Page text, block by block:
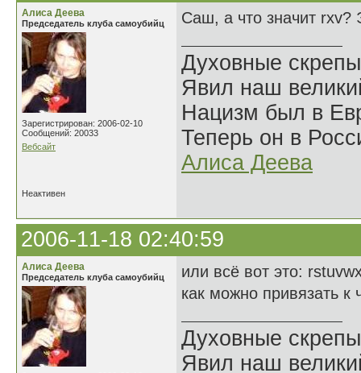
Алиса Деева
Председатель клуба самоубийц
Зарегистрирован: 2006-02-10
Сообщений: 20033
Вебсайт
Саш, а что значит rxv?
Духовные
Явил наш
Нацизм был в
Теперь он в
Алиса Деева
Неактивен
2006-11-18 02:40:59
Алиса Деева
Председатель клуба самоубийц
или всё вот это:
как можно привязать к
Духовные
Явил наш